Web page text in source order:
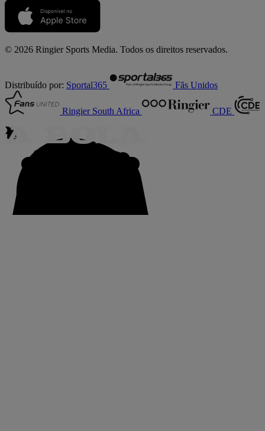
© 2026 Ringier Sports Media. Todos os direitos reservados.
Distribuído por: Sportal365 Fãs Unidos
Ringier South Africa CDE